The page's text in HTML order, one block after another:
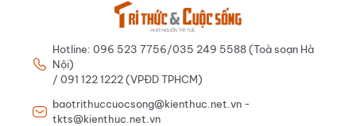
Hotline: 096 523 7756/035 249 5588 (Toà soạn Hà
Nội)
/ 091 122 1222 (VPĐD TPHCM)
baotrithuccuocsong@kienthuc.net.vn -
tkts@kienthuc.net.vn